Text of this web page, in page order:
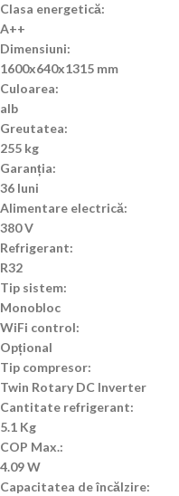
Clasa energetică:
A++
Dimensiuni:
1600x640x1315 mm
Culoarea:
alb
Greutatea:
255 kg
Garanția:
36 luni
Alimentare electrică:
380 V
Refrigerant:
R32
Tip sistem:
Monobloc
WiFi control:
Opțional
Tip compresor:
Twin Rotary DC Inverter
Cantitate refrigerant:
5.1 Kg
COP Max.:
4.09 W
Capacitatea de încălzire: